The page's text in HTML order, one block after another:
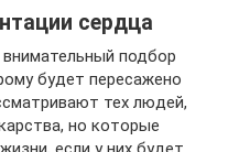
сердца
подбор
будет пересажено
тех людей,
но которые